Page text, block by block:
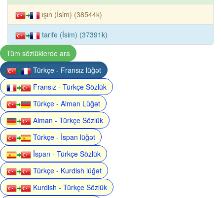
ışın (İsim) (38544k)
tarife (İsim) (37391k)
Tüm sözlüklerde ara
Türkçe - Fransız lüğət
Fransız - Türkçe Sözlük
Türkçe - Alman Lüğət
Alman - Türkçe Sözlük
Türkçe - İspan lüğət
İspan - Türkçe Sözlük
Türkçe - Kurdish lüğət
Kurdish - Türkçe Sözlük